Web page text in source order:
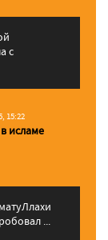
с
15:22
исламе
...